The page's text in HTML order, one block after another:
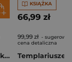
Henryk V. Największy wojownik na angielskim tronie
KSIĄŻKA
66,99 zł
99,99 zł -
cena detaliczna